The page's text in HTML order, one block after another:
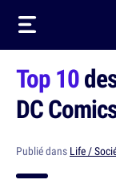
Top 10
DC
Publié dans Life /